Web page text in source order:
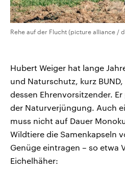
Rehe auf der Flucht (picture alliance /
Hubert Weiger hat lange
und Naturschutz, kurz
dessen Ehrenvorsitzender.
der Naturverjüngung. Auch
muss nicht auf Dauer
Wildtiere die Samenkapseln
Genüge eintragen – so etwa
Eichelhäher: